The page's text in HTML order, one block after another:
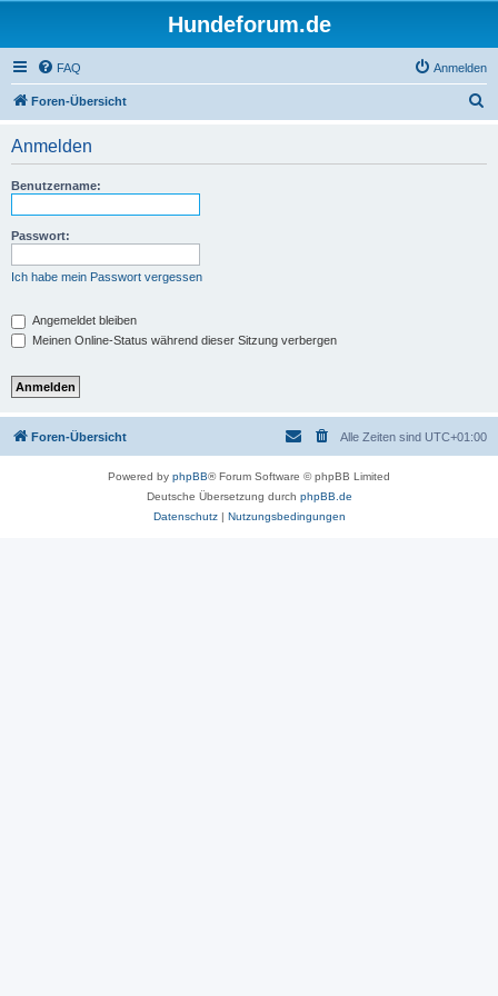
Hundeforum.de
FAQ Anmelden
Foren-Übersicht
Anmelden
Benutzername:
Passwort:
Ich habe mein Passwort vergessen
Angemeldet bleiben
Meinen Online-Status während dieser Sitzung verbergen
Foren-Übersicht Alle Zeiten sind UTC+01:00
Powered by phpBB® Forum Software © phpBB Limited
Deutsche Übersetzung durch phpBB.de
Datenschutz| Nutzungsbedingungen